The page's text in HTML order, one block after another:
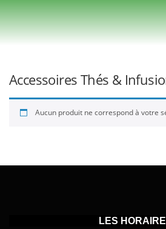
PANIER MON COMPTE
Accessoires Thés &
Aucun produit ne correspond à votre
LES